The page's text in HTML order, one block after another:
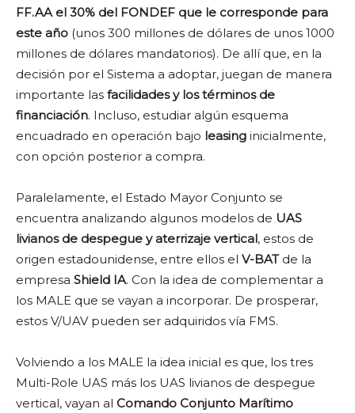
FF.AA el 30% del FONDEF que le corresponde para
este año (unos 300 millones de dólares de unos 1000
millones de dólares mandatorios). De allí que, en la
decisión por el Sistema a adoptar, juegan de manera
importante las facilidades y los términos de
financiación. Incluso, estudiar algún esquema
encuadrado en operación bajo leasing inicialmente,
con opción posterior a compra.
Paralelamente, el Estado Mayor Conjunto se
encuentra analizando algunos modelos de UAS
livianos de despegue y aterrizaje vertical, estos de
origen estadounidense, entre ellos el V-BATde la
empresa Shield IA. Con la idea de complementar a
los MALE que se vayan a incorporar. De prosperar,
estos V/UAV pueden ser adquiridos vía FMS.
Volviendo a los MALE la idea inicial es que, los tres
Multi-Role UAS más los UAS livianos de despegue
vertical, vayan al Comando Conjunto Marítimo